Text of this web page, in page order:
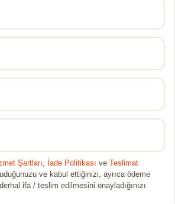
Şartları, İade Politikası ve
Teslimat
ve kabul ettiğinizi, ayrıca ödeme
ifa / teslim edilmesini onayladığınızı